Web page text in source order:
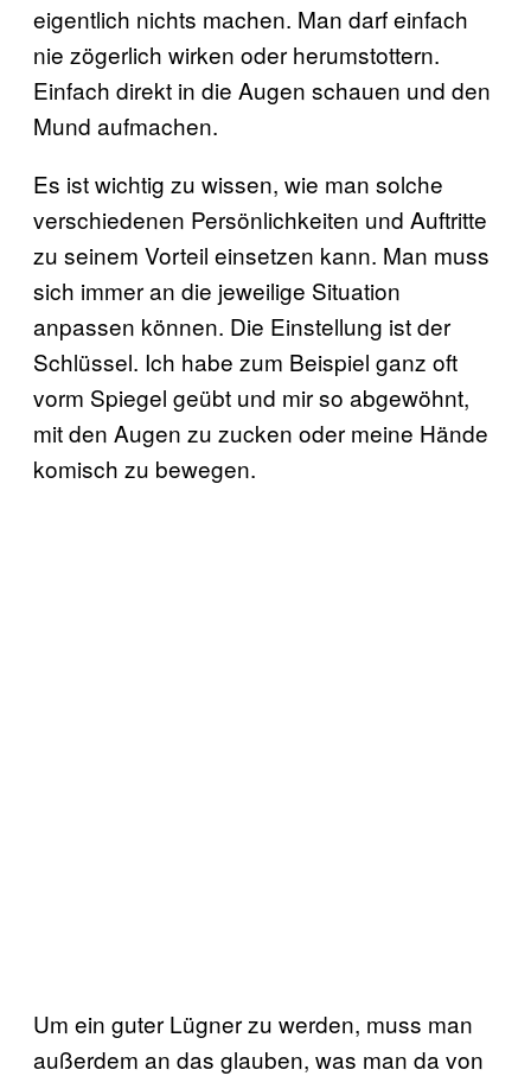
eigentlich nichts machen. Man darf einfach
nie zögerlich wirken oder herumstottern.
Einfach direkt in die Augen schauen und den
Mund aufmachen.
Es ist wichtig zu wissen, wie man solche
verschiedenen Persönlichkeiten und Auftritte
zu seinem Vorteil einsetzen kann. Man muss
sich immer an die jeweilige Situation
anpassen können. Die Einstellung ist der
Schlüssel. Ich habe zum Beispiel ganz oft
vorm Spiegel geübt und mir so abgewöhnt,
mit den Augen zu zucken oder meine Hände
komisch zu bewegen.
Um ein guter Lügner zu werden, muss man
außerdem an das glauben, was man da von